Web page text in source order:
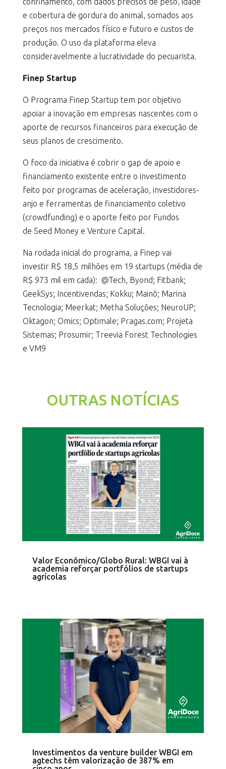
e cobertura de gordura do animal, somados aos
preços nos mercados físico e futuro e custos de
produção. O uso da plataforma eleva
consideravelmente a lucratividade do pecuarista.
Finep Startup
O Programa Finep Startup tem por objetivo
apoiar a inovação em empresas nascentes com o
aporte de recursos financeiros para execução de
seus planos de crescimento.
O foco da iniciativa é cobrir o gap de apoio e
financiamento existente entre o investimento
feito por programas de aceleração, investidores-
anjo e ferramentas de financiamento coletivo
(crowdfunding) e o aporte feito por Fundos
de Seed Money e Venture Capital.
Na rodada inicial do programa, a Finep vai
investir R$ 18,5 milhões em 19 startups (média de
R$ 973 mil em cada): @Tech, Byond; Fitbank;
GeekSys; Incentivendas; Kokku; Mainô; Marina
Tecnologia; Meerkat; Metha Soluções; NeuroUP;
Oktagon; Omics; Optimale; Pragas.com; Projeta
Sistemas; Prosumir; Treevia Forest Technologies
e VM9
OUTRAS NOTÍCIAS
Valor Econômico/Globo Rural: WBGI vai à
academia reforçar portfólios de startups
agrícolas
Investimentos da venture builder WBGI em
agtechs têm valorização de 387% em